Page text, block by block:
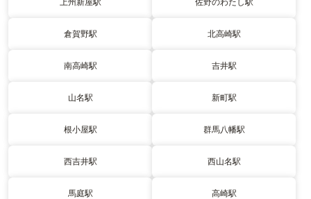
倉賀野駅 北高崎駅
南高崎駅 吉井駅
山名駅 新町駅
根小屋駅 群馬八幡駅
西吉井駅 西山名駅
馬庭駅 高崎駅